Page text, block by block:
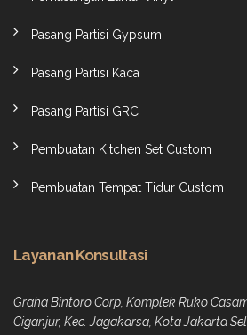
Pasang Partisi Gypsum
Pasang Partisi Kaca
Pasang Partisi GRC
Pembuatan Kitchen Set Custom
Pembuatan Tempat Tidur Custom
Layanan Konsultasi
Graha Bintoro Corp, Komplek Ruko
Ciganjur, Kec. Jagakarsa, Kota Jakarta